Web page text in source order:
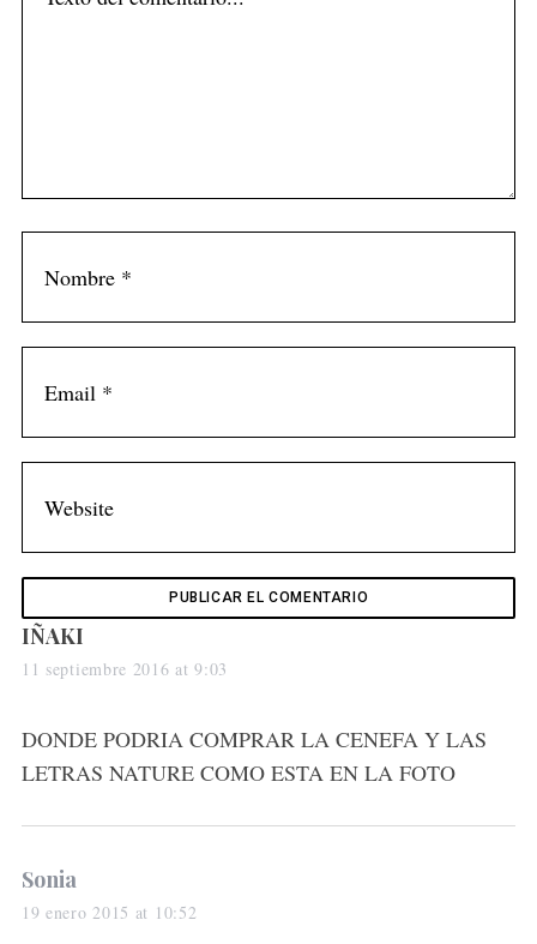
s
a
s
:
IÑAKI
11 septiembre 2016 at 9:03
DONDE PODRIA COMPRAR LA CENEFA Y LAS
LETRAS NATURE COMO ESTA EN LA FOTO
s
a
Sonia
19 enero 2015 at 10:52